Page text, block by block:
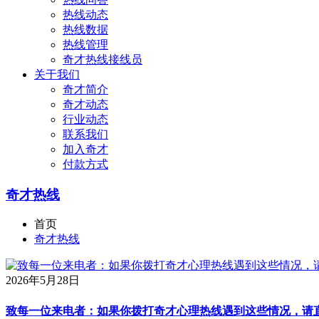
热线动态
热线数据
热线管理
奇才热线接线员
关于我们
奇才简介
奇才动态
行业动态
联系我们
加入奇才
付款方式
奇才热线
首页
奇才热线
2026年5月28日
致每一位来电者：如果你拨打奇才心理热线遇到这些情况，请